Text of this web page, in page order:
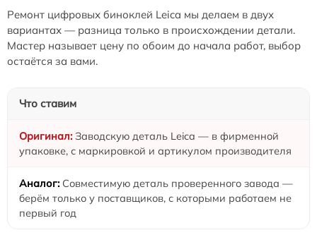
Ремонт цифровых биноклей Leica мы делаем в двух
вариантах — разница только в происхождении детали.
Мастер называет цену по обоим до начала работ, выбор
остаётся за вами.
Что ставим
Заводскую деталь Leica — в фирменной
упаковке, с маркировкой и артикулом производителя
Совместимую деталь проверенного завода —
берём только у поставщиков, с которыми работаем не
первый год